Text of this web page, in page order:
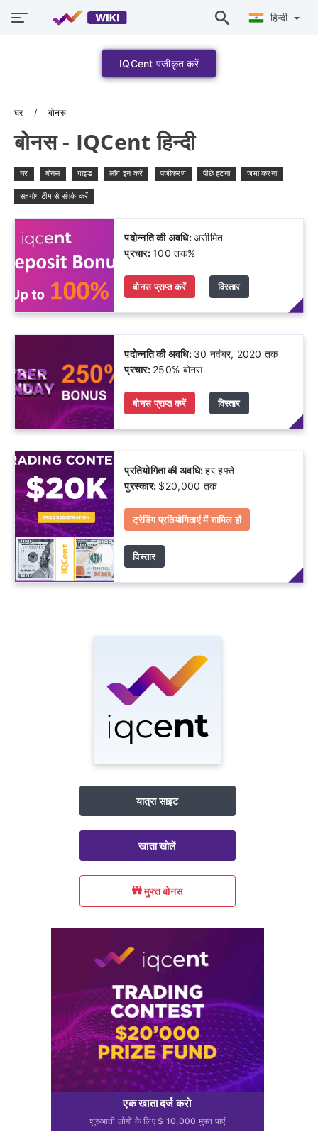
हिन्दी
IQCent पंजीकृत करें
घर बोनस
बोनस - IQCent हिन्दी
घर बोनस गाइड लॉग इन करें पंजीकरण पीछे हटना जमा करना
सहयोग टीम से संपर्क करें
पदोन्नति की अवधि:असीमित
प्रचार:100 तक%
बोनस प्राप्त करें विस्तार
पदोन्नति की अवधि: 30 नवंबर, 2020 तक
प्रचार: 250% बोनस
बोनस प्राप्त करें विस्तार
प्रतियोगिता की अवधि:हर हफ्ते
पुरस्कार: $20,000 तक
ट्रेडिंग प्रतियोगिताएं में शामिल हों
विस्तार
यात्रा साइट
खाता खोलें
मुफ्त बोनस
एक खाता दर्ज करो
शुरुआती लोगों के लिए $ 10,000 मुफ्त पाएं